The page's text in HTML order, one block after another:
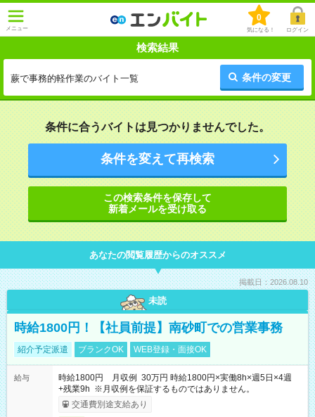
メニュー
0
気になる！ ログイン
検索結果
蕨で事務的軽作業のバイト一覧 条件の変更
条件に合うバイトは見つかりませんでした。
条件を変えて再検索
この検索条件を保存して
新着メールを受け取る
あなたの閲覧履歴からのオススメ
掲載日：2026.08.10
未読
時給1800円！【社員前提】南砂町での営業事務
紹介予定派遣 ブランクOK WEB登録・面接OK
給与
時給1800円 月収例 30万円 時給1800円×実働8h×週5日×4週
+残業9h ※月収例を保証するものではありません。
交通費別途支給あり